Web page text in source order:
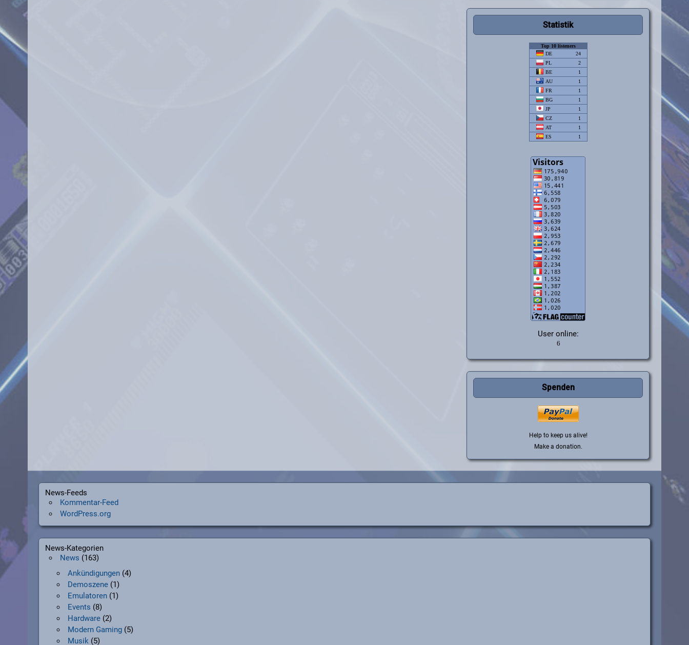
Statistik
User online:
Spenden
Help to keep us alive!
Make a donation.
News-Feeds
Kommentar-Feed
WordPress.org
News-Kategorien
News (163)
Ankündigungen (4)
Demoszene (1)
Emulatoren (1)
Events (8)
Hardware (2)
Modern Gaming (5)
Musik (5)